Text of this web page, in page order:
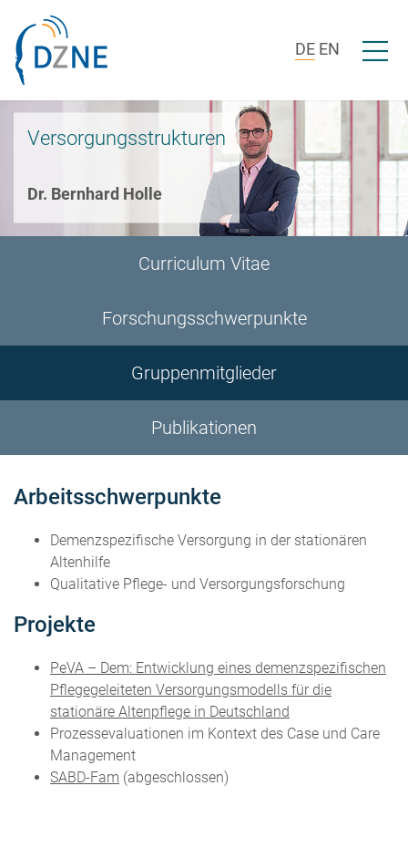
DE EN Menü
Versorgungsstrukturen
Dr. Bernhard Holle
Curriculum Vitae
Forschungsschwerpunkte
Gruppenmitglieder
Publikationen
Arbeitsschwerpunkte
Demenzspezifische Versorgung in der stationären
Altenhilfe
Qualitative Pflege- und Versorgungsforschung
Projekte
PeVA – Dem: Entwicklung eines demenzspezifischen
Pflegegeleiteten Versorgungsmodells für die
stationäre Altenpflege in Deutschland
Prozessevaluationen im Kontext des Case und Care
Management
SABD-Fam (abgeschlossen)